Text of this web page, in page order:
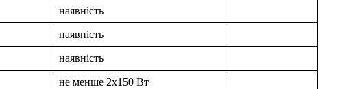
наявність
наявність
наявність
не менше 2х150 Вт